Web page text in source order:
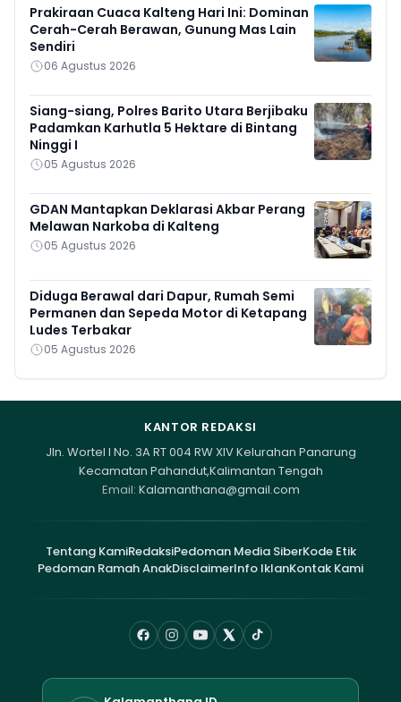
Prakiraan Cuaca Kalteng Hari Ini: Dominan
Cerah-Cerah Berawan, Gunung Mas Lain
Sendiri
06 Agustus 2026
Siang-siang, Polres Barito Utara Berjibaku
Padamkan Karhutla 5 Hektare di Bintang
Ninggi I
05 Agustus 2026
GDAN Mantapkan Deklarasi Akbar Perang
Melawan Narkoba di Kalteng
05 Agustus 2026
Diduga Berawal dari Dapur, Rumah Semi
Permanen dan Sepeda Motor di Ketapang
Ludes Terbakar
05 Agustus 2026
KANTOR REDAKSI
Jln. Wortel I No. 3A RT 004 RW XIV Kelurahan Panarung
Kecamatan Pahandut,Kalimantan Tengah
Email: Kalamanthana@gmail.com
Tentang KamiRedaksiPedoman Media SiberKode Etik
Pedoman Ramah AnakDisclaimerInfo IklanKontak Kami